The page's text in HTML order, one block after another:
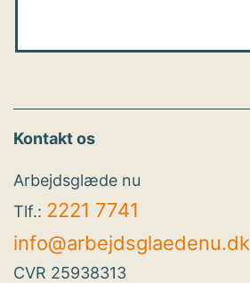
Kontakt os
Arbejdsglæde nu
Tlf.: 2221 7741
info@arbejdsglaedenu.dk
CVR 25938313